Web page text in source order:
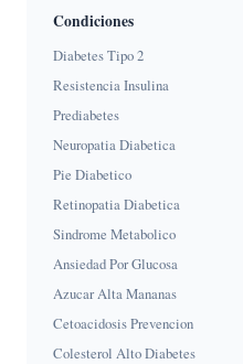
Condiciones
Diabetes Tipo 2
Resistencia Insulina
Prediabetes
Neuropatia Diabetica
Pie Diabetico
Retinopatia Diabetica
Sindrome Metabolico
Ansiedad Por Glucosa
Azucar Alta Mananas
Cetoacidosis Prevencion
Colesterol Alto Diabetes